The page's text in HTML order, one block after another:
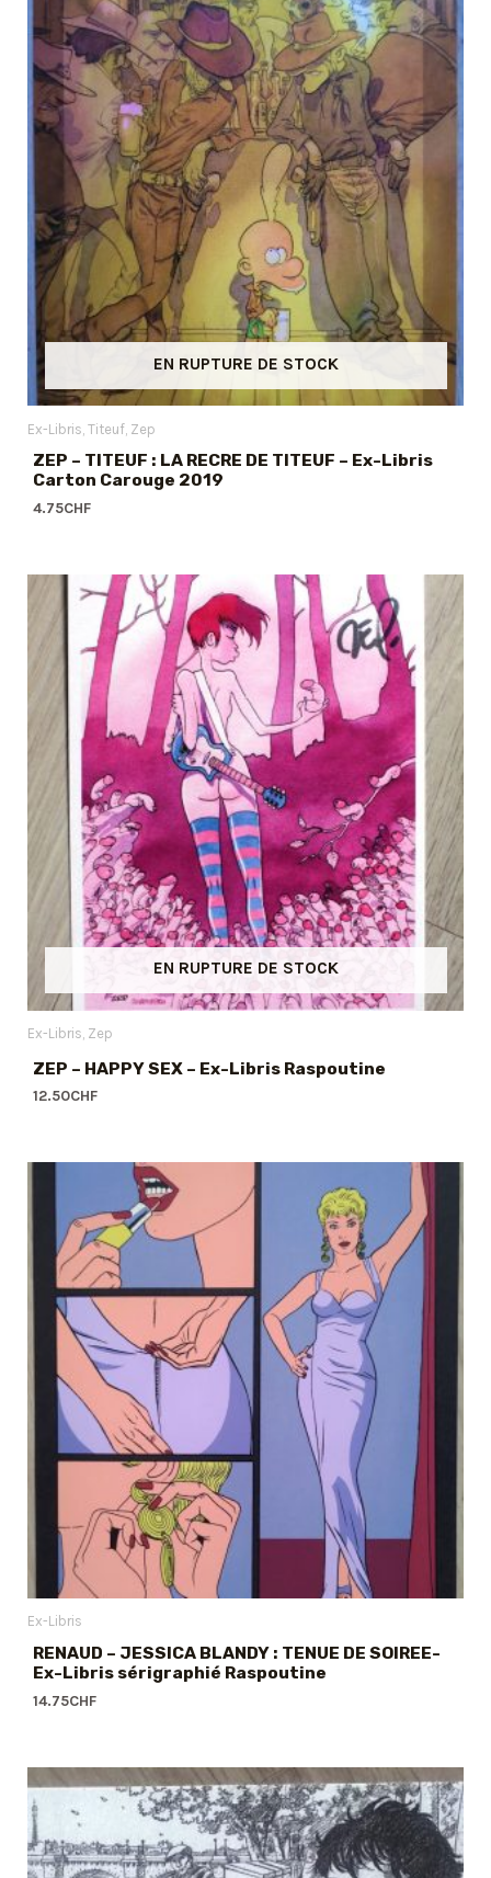
EN RUPTURE DE STOCK
Ex-Libris Titeuf Zep
ZEP – TITEUF : LA RECRE DE TITEUF – Ex-Libris
Carton Carouge 2019
4.75CHF
EN RUPTURE DE STOCK
Ex-Libris Zep
ZEP – HAPPY SEX – Ex-Libris Raspoutine
12.50CHF
Ex-Libris
RENAUD – JESSICA BLANDY : TENUE DE SOIREE-
Ex-Libris sérigraphié Raspoutine
14.75CHF